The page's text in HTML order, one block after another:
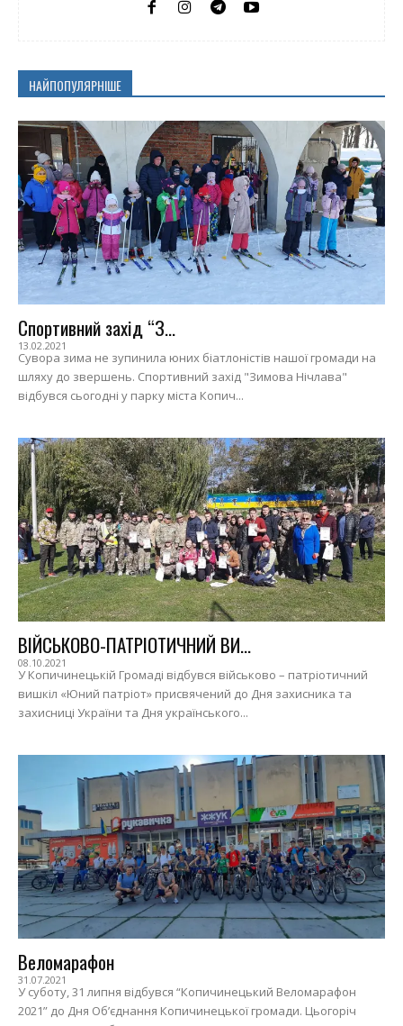
НАЙПОПУЛЯРНІШЕ
Спортивний захід “З...
13.02.2021
Сувора зима не зупинила юних біатлоністів нашої громади на
шляху до звершень. Спортивний захід "Зимова Нічлава"
відбувся сьогодні у парку міста Копич...
ВІЙСЬКОВО-ПАТРІОТИЧНИЙ ВИ...
08.10.2021
У Копичинецькій Громаді відбувся військово – патріотичний
вишкіл «Юний патріот» присвячений до Дня захисника та
захисниці України та Дня українського...
Веломарафон
31.07.2021
У суботу, 31 липня відбувся “Копичинецький Веломарафон
2021” до Дня Об’єднання Копичинецької громади. Цьогоріч